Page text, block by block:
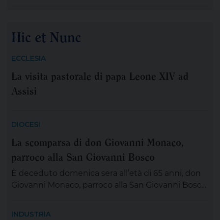
“popolo giovane” proveniente dal nostro
credenti, tra […]
Hic et Nunc
ECCLESIA
La visita pastorale di papa Leone XIV ad
Assisi
DIOCESI
La scomparsa di don Giovanni Monaco,
parroco alla San Giovanni Bosco
È deceduto domenica sera all’età di 65 anni, don
Giovanni Monaco, parroco alla San Giovanni Bosco.
INDUSTRIA